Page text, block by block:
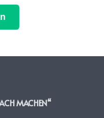
MACHEN“